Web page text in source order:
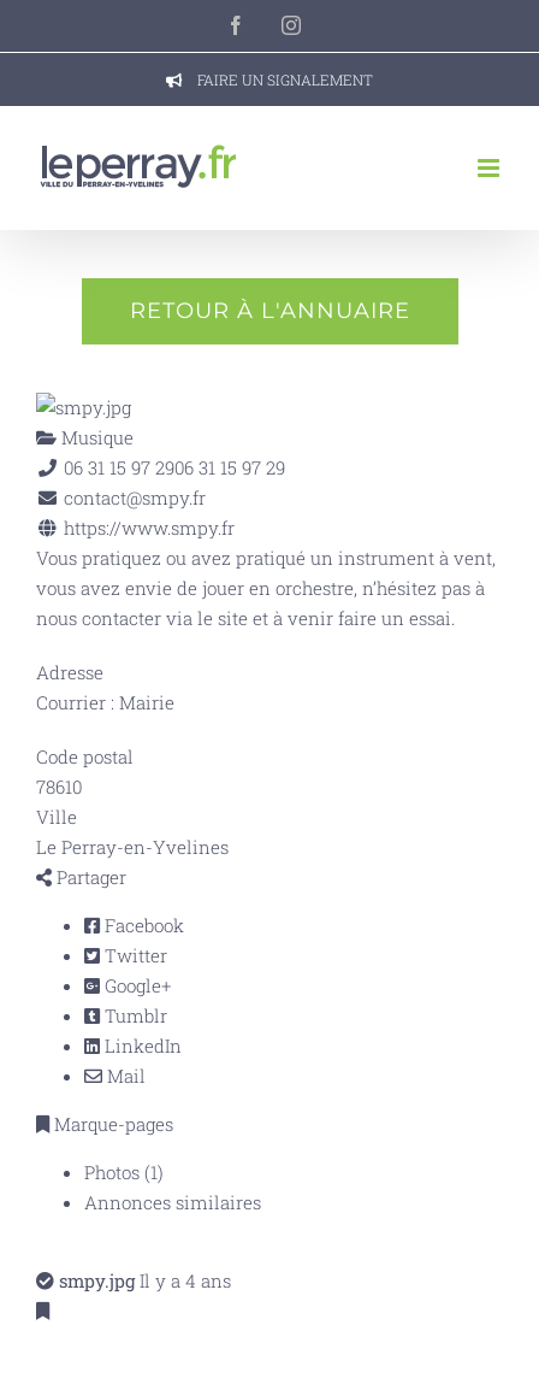
FacebookInstagram
FAIRE UN SIGNALEMENT
RETOUR À L'ANNUAIRE
Musique
06 31 15 97 2906 31 15 97 29
contact@smpy.fr
https://www.smpy.fr
Vous pratiquez ou avez pratiqué un instrument à vent,
vous avez envie de jouer en orchestre, n’hésitez pas à
nous contacter via le site et à venir faire un essai.
Adresse
Courrier : Mairie
Code postal
78610
Ville
Le Perray-en-Yvelines
Partager
Facebook
Twitter
Google+
Tumblr
LinkedIn
Mail
Marque-pages
Photos (1)
Annonces similaires
smpy.jpg Il y a 4 ans